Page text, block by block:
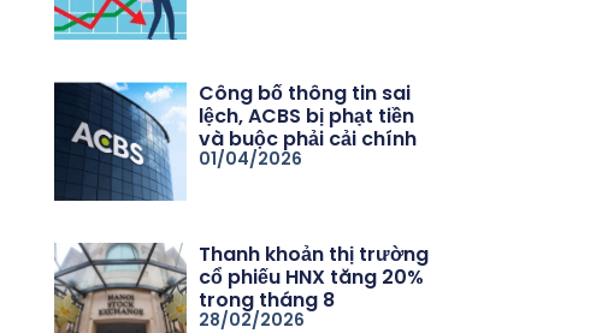
Công bố thông tin sai
lệch, ACBS bị phạt tiền
và buộc phải cải chính
01/04/2026
Thanh khoản thị trường
cổ phiếu HNX tăng 20%
trong tháng 8
28/02/2026